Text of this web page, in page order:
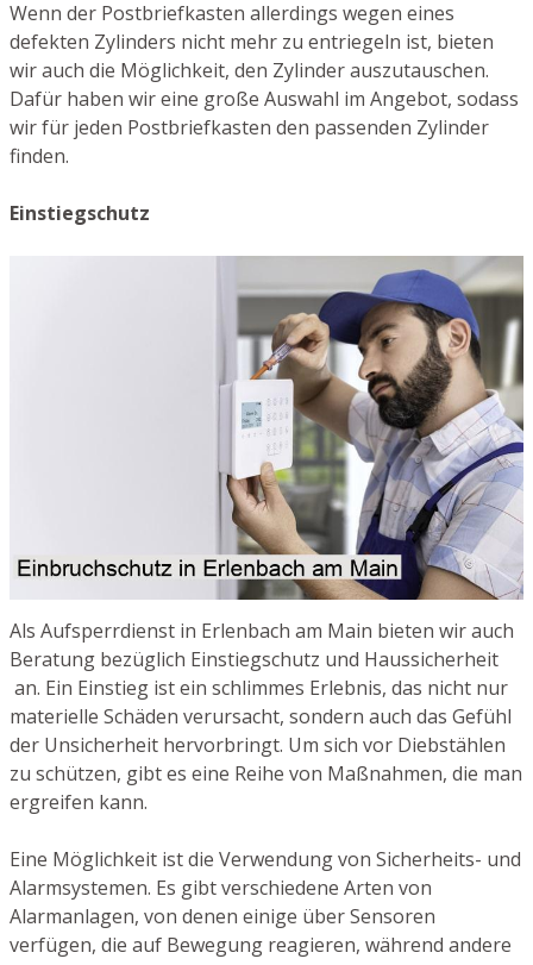
Wenn der Postbriefkasten allerdings wegen eines
defekten Zylinders nicht mehr zu entriegeln ist, bieten
wir auch die Möglichkeit, den Zylinder auszutauschen.
Dafür haben wir eine große Auswahl im Angebot, sodass
wir für jeden Postbriefkasten den passenden Zylinder
finden.
Einstiegschutz
Als Aufsperrdienst in Erlenbach am Main bieten wir auch
Beratung bezüglich Einstiegschutz und Haussicherheit
an. Ein Einstieg ist ein schlimmes Erlebnis, das nicht nur
materielle Schäden verursacht, sondern auch das Gefühl
der Unsicherheit hervorbringt. Um sich vor Diebstählen
zu schützen, gibt es eine Reihe von Maßnahmen, die man
ergreifen kann.
Eine Möglichkeit ist die Verwendung von Sicherheits- und
Alarmsystemen. Es gibt verschiedene Arten von
Alarmanlagen, von denen einige über Sensoren
verfügen, die auf Bewegung reagieren, während andere